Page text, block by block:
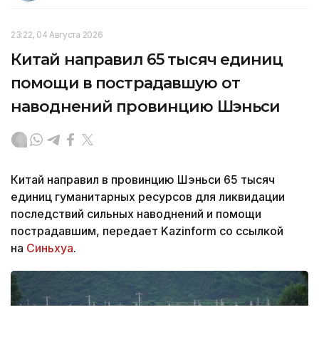
23:22, 04 Августа 2026
Китай направил 65 тысяч единиц
помощи в пострадавшую от
наводнений провинцию Шэньси
Китай направил в провинцию Шэньси 65 тысяч
единиц гуманитарных ресурсов для ликвидации
последствий сильных наводнений и помощи
пострадавшим, передает Kazinform со ссылкой
на Синьхуа.